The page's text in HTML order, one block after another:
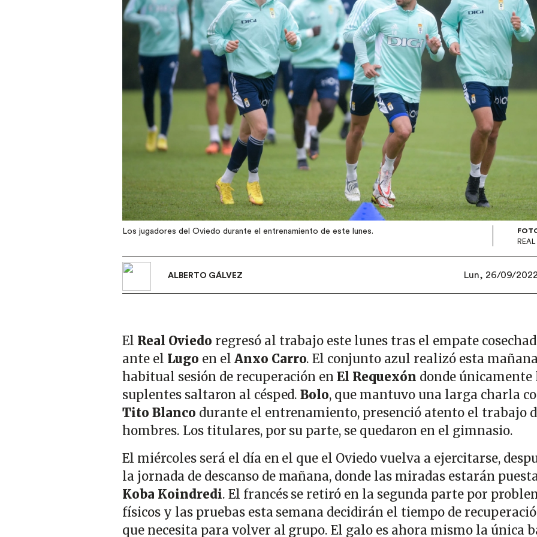
Los jugadores del Oviedo durante el entrenamiento de este lunes.
ALBERTO GÁLVEZ Lun, 26/09/
El Real Oviedo regresó al trabajo este lunes tras el empate
ante el Lugo en el Anxo Carro. El conjunto azul realizó esta
habitual sesión de recuperación enEl Requexón donde únicamente
suplentes saltaron al césped.Bolo, que mantuvo una larga charla
Tito Blanco durante el entrenamiento, presenció atento el trabajo
hombres. Los titulares, por su parte, se quedaron en el gimnasio.
El miércoles será el día en el que el Oviedo vuelva a ejercitarse,
la jornada de descanso de mañana, donde las miradas estarán
Koba Koindredi. El francés se retiró en la segunda parte por
físicos y las pruebas esta semana decidirán el tiempo de
que necesita para volver al grupo. El galo es ahora mismo la única